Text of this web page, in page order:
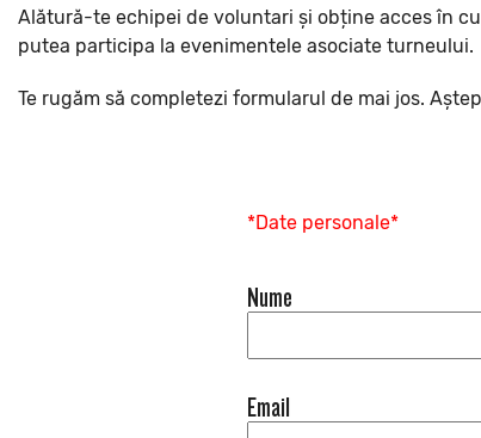
Alătură-te echipei de voluntari și obține acces în
putea participa la evenimentele asociate turneului.
Te rugăm să completezi formularul de mai jos.
*Date personale*
Nume
Email